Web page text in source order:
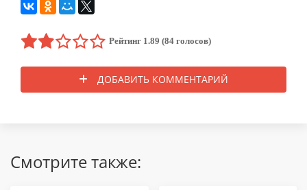
Рейтинг 1.89 (84 голосов)
ДОБАВИТЬ КОММЕНТАРИЙ
Смотрите также: